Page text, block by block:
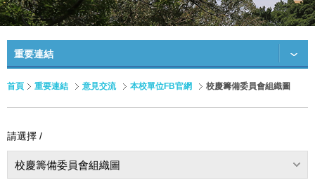
重要連結
首頁 重要連結 意見交流 本校單位FB官網 校慶籌備委員會組織圖
請選擇 /
校慶籌備委員會組織圖